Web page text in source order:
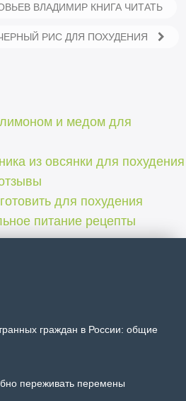
ВЛАДИМИР КНИГА ЧИТАТЬ
РИС ДЛЯ ПОХУДЕНИЯ
и медом для
из овсянки для похудения
для похудения
питание рецепты
граждан в России: общие
переживать перемены